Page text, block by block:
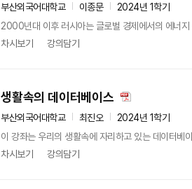
부산외국어대학교 이종문
2024년 1학기
2000년대 이후 러시아는 글로벌 경제에서의 에너
차시보기
강의담기
생활속의 데이터베이스
부산외국어대학교 최진오
2024년 1학기
이 강좌는 우리의 생활속에 자리하고 있는 데이터베
차시보기
강의담기